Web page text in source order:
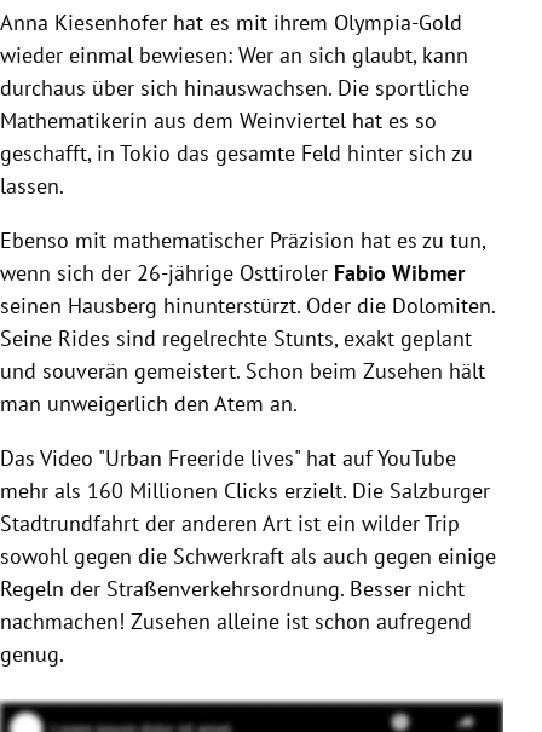
Untermenü
Anna Kiesenhofer hat es mit ihrem Olympia-Gold
wieder einmal bewiesen: Wer an sich glaubt, kann
durchaus über sich hinauswachsen. Die sportliche
Mathematikerin aus dem Weinviertel hat es so
geschafft, in Tokio das gesamte Feld hinter sich zu
lassen.
Ebenso mit mathematischer Präzision hat es zu tun,
wenn sich der 26-jährige Osttiroler Fabio Wibmer
seinen Hausberg hinunterstürzt. Oder die Dolomiten.
Seine Rides sind regelrechte Stunts, exakt geplant
und souverän gemeistert. Schon beim Zusehen hält
man unweigerlich den Atem an.
Das Video "Urban Freeride lives" hat auf YouTube
mehr als 160 Millionen Clicks erzielt. Die Salzburger
Stadtrundfahrt der anderen Art ist ein wilder Trip
sowohl gegen die Schwerkraft als auch gegen einige
Regeln der Straßenverkehrsordnung. Besser nicht
nachmachen! Zusehen alleine ist schon aufregend
genug.